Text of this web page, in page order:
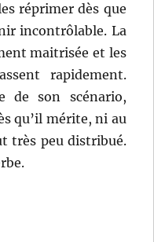
réprimer dès que
incontrôlable. La
maitrisée et les
rapidement.
de son scénario,
qu’il mérite, ni au
très peu distribué.